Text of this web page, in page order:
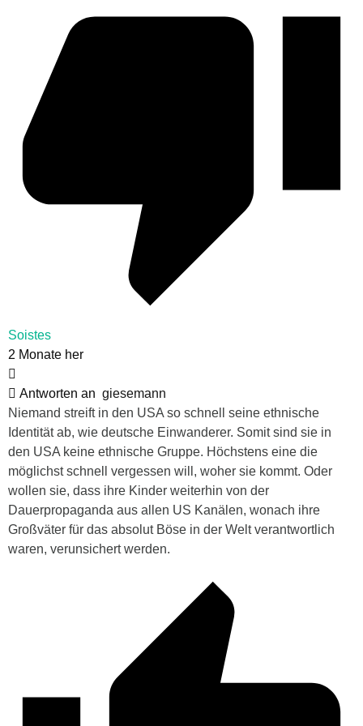
Soistes
2 Monate her
Antworten an giesemann
Niemand streift in den USA so schnell seine ethnische
Identität ab, wie deutsche Einwanderer. Somit sind sie in
den USA keine ethnische Gruppe. Höchstens eine die
möglichst schnell vergessen will, woher sie kommt. Oder
wollen sie, dass ihre Kinder weiterhin von der
Dauerpropaganda aus allen US Kanälen, wonach ihre
Großväter für das absolut Böse in der Welt verantwortlich
waren, verunsichert werden.